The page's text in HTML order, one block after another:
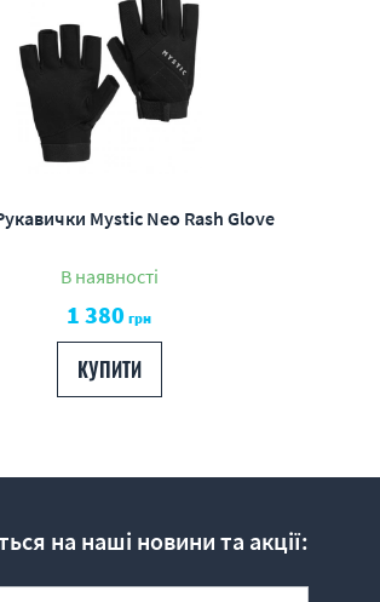
Mystic Neo Rash Glove
В наявності
1 380 грн
КУПИТИ
на наші новини та акції: